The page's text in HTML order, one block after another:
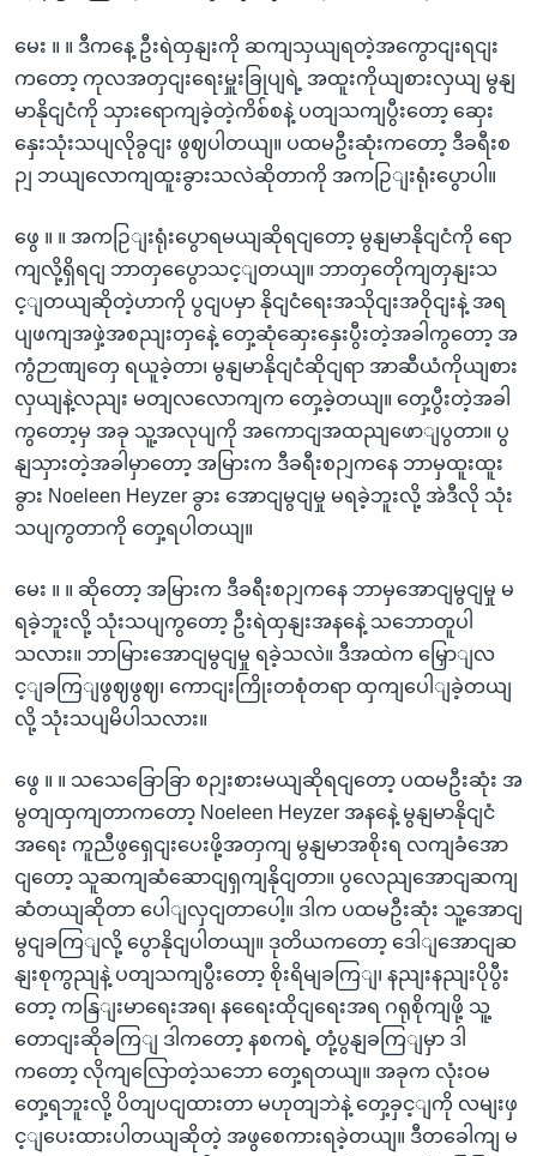
မေး ။ ။ ဒီကနေ့ ဦးရဲထှနျးကို ဆကျသှယျရတဲ့အကွောငျးရငျး
ကတော့ ကုလအတှငျးရေးမှူးခြုပျရဲ့ အထူးကိုယျစားလှယျ မွနျ
မာနိုငျငံကို သှားရောကျခဲ့တဲ့ကိစ်စနဲ့ ပတျသကျပွီးတော့ ဆှေး
နှေးသုံးသပျလိုခွငျး ဖွဈပါတယျ။ ပထမဦးဆုံးကတော့ ဒီခရီးစ
ဉျ ဘယျလောကျထူးခွားသလဲဆိုတာကို အကဉြျးရုံးပွောပါ။
ဖွေ ။ ။ အကဉြျးရုံးပွောရမယျဆိုရငျတော့ မွနျမာနိုငျငံကို ရော
ကျလို့ရှိရငျ ဘာတှပွေောသင့ျတယျ။ ဘာတှတေိုကျတှနျးသ
င့ျတယျဆိုတဲ့ဟာကို ပွငျပမှာ နိုငျငံရေးအသိုငျးအဝိုငျးနဲ့ အရ
ပျဖကျအဖှဲ့အစညျးတှနေဲ့ တှေ့ဆုံဆှေးနှေးပွီးတဲ့အခါကွတော့ အ
ကွံဉာဏျတှေ ရယူခဲ့တာ၊ မွနျမာနိုငျငံဆိုငျရာ အာဆီယံကိုယျစား
လှယျနဲ့လညျး မတျလလောကျက တှေ့ခဲ့တယျ။ တှေ့ပွီးတဲ့အခါ
ကွတော့မှ အခု သူ့အလုပျကို အကောငျအထညျဖောျပွတာ။ ပွ
နျသှားတဲ့အခါမှာတော့ အမြားက ဒီခရီးစဉျကနေ ဘာမှထူးထူး
ခွား Noeleen Heyzer ခွား အောငျမွငျမှု မရခဲ့ဘူးလို့ အဲဒီလို သုံး
သပျကွတာကို တှေ့ရပါတယျ။
မေး ။ ။ ဆိုတော့ အမြားက ဒီခရီးစဉျကနေ ဘာမှအောငျမွငျမှု မ
ရခဲ့ဘူးလို့ သုံးသပျကွတော့ ဦးရဲထှနျးအနနေဲ့ သဘောတူပါ
သလား။ ဘာမြားအောငျမွငျမှု ရခဲ့သလဲ။ ဒီအထဲက မြှောျလ
င့ျခကြျဖွဈဖွဈ၊ ကောငျးကြိုးတစုံတရာ ထှကျပေါျခဲ့တယျ
လို့ သုံးသပျမိပါသလား။
ဖွေ ။ ။ သသေခြောခြာ စဉျးစားမယျဆိုရငျတော့ ပထမဦးဆုံး အ
မွတျထှကျတာကတော့ Noeleen Heyzer အနနေဲ့ မွနျမာနိုငျငံ
အရေး ကူညီဖွရှေငျးပေးဖို့အတှကျ မွနျမာအစိုးရ လကျခံအော
ငျတော့ သူဆကျဆံဆောငျရှကျနိုငျတာ။ ပွလေညျအောငျဆကျ
ဆံတယျဆိုတာ ပေါျလှငျတာပေါ့။ ဒါက ပထမဦးဆုံး သူ့အောငျ
မွငျခကြျလို့ ပွောနိုငျပါတယျ။ ဒုတိယကတော့ ဒေါျအောငျဆ
နျးစုကွညျနဲ့ ပတျသကျပွီးတော့ စိုးရိမျခကြျ၊ နညျးနညျးပိုပွီး
တော့ ကနြျးမာရေးအရ၊ နရေေးထိုငျရေးအရ ဂရုစိုကျဖို့ သူ့
တောငျးဆိုခကြျ ဒါကတော့ နစကရဲ့ တုံ့ပွနျခကြျမှာ ဒါ
ကတော့ လိုကျလြောတဲ့သဘော တှေ့ရတယျ။ အခုက လုံးဝမ
တှေ့ရဘူးလို့ ပိတျပငျထားတာ မဟုတျဘဲနဲ့ တှေ့ခှင့ျကို လမျးဖှ
င့ျပေးထားပါတယျဆိုတဲ့ အဖွစေကားရခဲ့တယျ။ ဒီတခေါကျ မ